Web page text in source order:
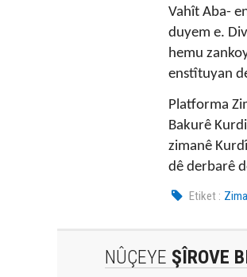
Vahît Aba-
duyem e.
hemu
enstîtuyan
Platforma
Bakurê
zimanê
dê derbarê
Etiket :
NÛÇEYE ŞÎROVE